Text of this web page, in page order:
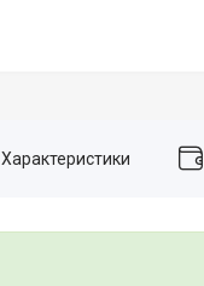
Характеристики